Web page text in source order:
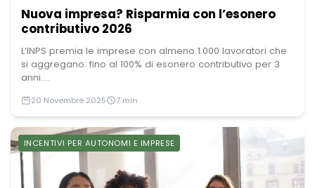
Nuova impresa? Risparmia con l’esonero
contributivo 2026
L’INPS premia le imprese con almeno 1.000 lavoratori che
si aggregano: fino al 100% di esonero contributivo per 3
anni....
20 Novembre 2025 7 min
INCENTIVI PER AUTONOMI E IMPRESE